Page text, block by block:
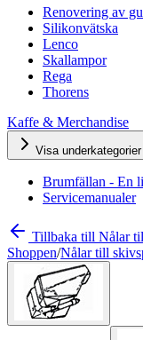
Renovering av
Silikonvätska
Lenco
Skallampor
Rega
Thorens
Kaffe & Merchandise
Visa
Brumfällan - En
Servicemanualer
Tillbaka till Nålar
Shoppen/Nålar till